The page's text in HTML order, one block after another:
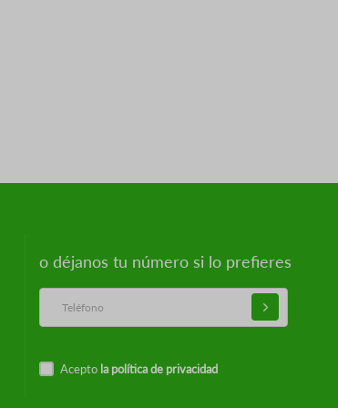
o déjanos tu número si lo prefieres
Acepto la política de privacidad